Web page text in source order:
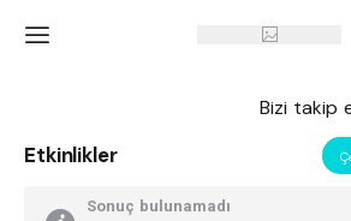
'
Bizi takip
Etkinlikler
Sonuç bulunamadı